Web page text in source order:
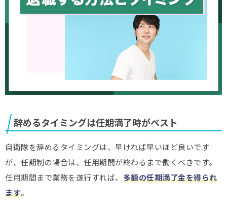
辞めるタイミングは任期満了時がベスト
自衛隊を辞めるタイミングは、早ければ早いほど良いです
が、任期制の場合は、任用期間が終わるまで働くべきです。
任用期間まで業務を遂行すれば、 多額の任期満了金を得られ
ます。